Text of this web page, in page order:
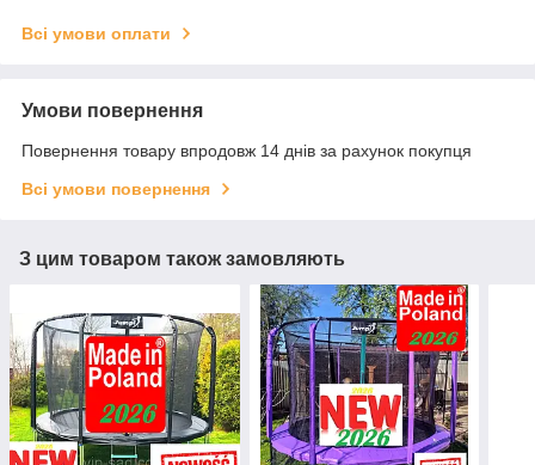
Всі умови оплати
Умови повернення
Повернення товару впродовж 14 днів за рахунок покупця
Всі умови повернення
З цим товаром також замовляють